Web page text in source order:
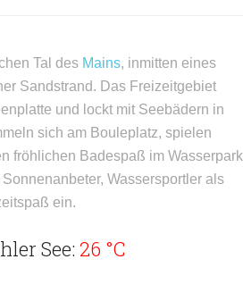
Tal des Mains, inmitten eines
Sandstrand. Das Freizeitgebiet
und lockt mit Seebädern in
sich am Bouleplatz, spielen
fröhlichen Badespaß im
Wassersportler als
ein.
See: 26 °C